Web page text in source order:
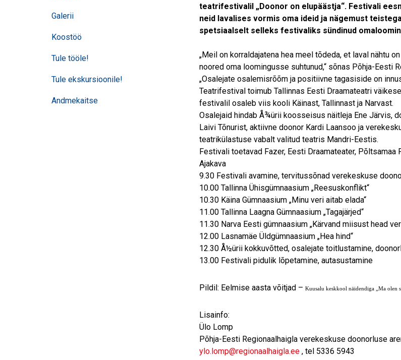
Galerii
Koostöö
Tule tööle!
Tule ekskursioonile!
Andmekaitse
teatrifestivalil „Doonor on elupäästja“. Festivali
neid lavalises vormis oma ideid ja nägemust
spetsiaalselt selleks festivaliks sündinud
„Meil on korraldajatena hea meel tõdeda, et laval nähtu
noored oma loomingusse suhtunud,“ sõnas Põhja-Eesti
„Osalejate osalemisrõõm ja positiivne tagasiside on
Teatrifestival toimub Tallinnas Eesti Draamateatri
festivalil osaleb viis kooli Käinast, Tallinnast ja Narvast.
Osalejaid hindab Å¾ürii koosseisus näitleja Ene Järvis,
Laivi Tõnurist, aktiivne doonor Kardi Laansoo ja
teatrikülastuse vabalt valitud teatris Mandri-Eestis.
Festivali toetavad Fazer, Eesti Draamateater, Põltsamaa
Ajakava
9.30 Festivali avamine, tervitussõnad verekeskuse
10.00 Tallinna Ühisgümnaasium „Reesuskonflikt“
10.30 Käina Gümnaasium „Minu veri aitab elada“
11.00 Tallinna Laagna Gümnaasium „Tagajärjed“
11.30 Narva Eesti gümnaasium „Kärvand miisust head
12.00 Lasnamäe Üldgümnaasium „Hea hind“
12.30 Å½ürii kokkuvõtted, osalejate toitlustamine,
13.00 Festivali pidulik lõpetamine, autasustamine
Pildil: Eelmise aasta võitjad – Kuusalu keskkool näidendiga „Ma olen
Lisainfo:
Ülo Lomp
Põhja-Eesti Regionaalhaigla verekeskuse doonorluse
ylo.lomp@regionaalhaigla.ee, tel 5336 5943